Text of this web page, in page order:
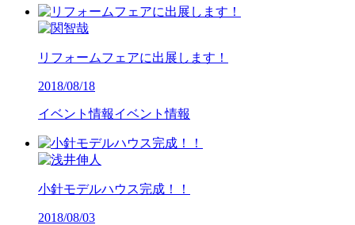
リフォームフェアに出展します！
2018/08/18
イベント情報イベント情報
小針モデルハウス完成！！
2018/08/03